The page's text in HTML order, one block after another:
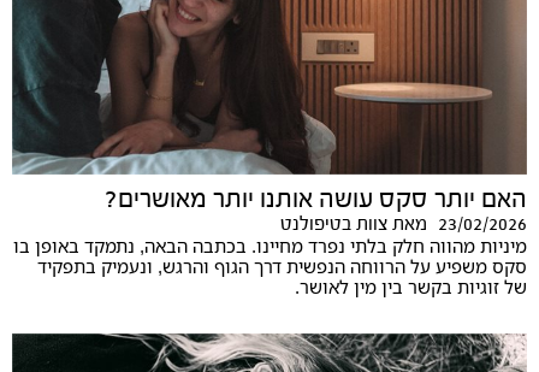
האם יותר סקס עושה אותנו יותר מאושרים?
23/02/2026 מאת צוות בטיפולנט
מיניות מהווה חלק בלתי נפרד מחיינו. בכתבה הבאה, נתמקד באופן בו
סקס משפיע על הרווחה הנפשית דרך הגוף והרגש, ונעמיק בתפקיד
של זוגיות בקשר בין מין לאושר.